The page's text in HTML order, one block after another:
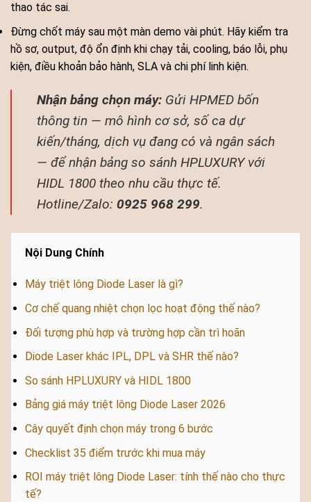
thao tác sai.
Đừng chốt máy sau một màn demo vài phút. Hãy kiểm tra
hồ sơ, output, độ ổn định khi chạy tải, cooling, báo lỗi, phụ
kiện, điều khoản bảo hành, SLA và chi phí linh kiện.
Nhận bảng chọn máy: Gửi HPMED bốn
thông tin — mô hình cơ sở, số ca dự
kiến/tháng, dịch vụ đang có và ngân sách
— để nhận bảng so sánh HPLUXURY với
HIDL 1800 theo nhu cầu thực tế.
Hotline/Zalo: 0925 968 299.
Nội Dung Chính
Máy triệt lông Diode Laser là gì?
Cơ chế quang nhiệt chọn lọc hoạt động thế nào?
Đối tượng phù hợp và trường hợp cần trì hoãn
Diode Laser khác IPL, DPL và SHR thế nào?
So sánh HPLUXURY và HIDL 1800
Bảng giá máy triệt lông Diode Laser 2026
Cây quyết định chọn máy trong 6 bước
Checklist 35 điểm trước khi mua máy
ROI máy triệt lông Diode Laser: tính thế nào cho thực
tế?